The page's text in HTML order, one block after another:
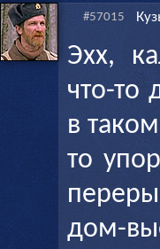
#57015
Эхх,
что-то
в
то
дом-